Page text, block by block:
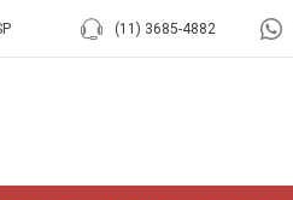
(11) 3685-4882